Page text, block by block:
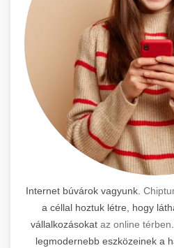
Internet búvárok vagyunk.
a céllal hoztuk létre, hogy
vállalkozásokat az online térben
legmodernebb eszközeinek a